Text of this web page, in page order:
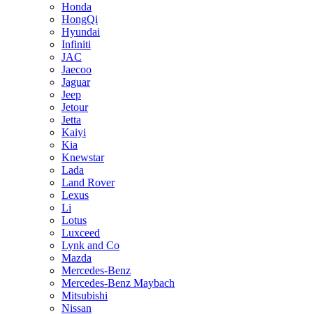
Honda
HongQi
Hyundai
Infiniti
JAC
Jaecoo
Jaguar
Jeep
Jetour
Jetta
Kaiyi
Kia
Knewstar
Lada
Land Rover
Lexus
Li
Lotus
Luxceed
Lynk and Co
Mazda
Mercedes-Benz
Mercedes-Benz Maybach
Mitsubishi
Nissan